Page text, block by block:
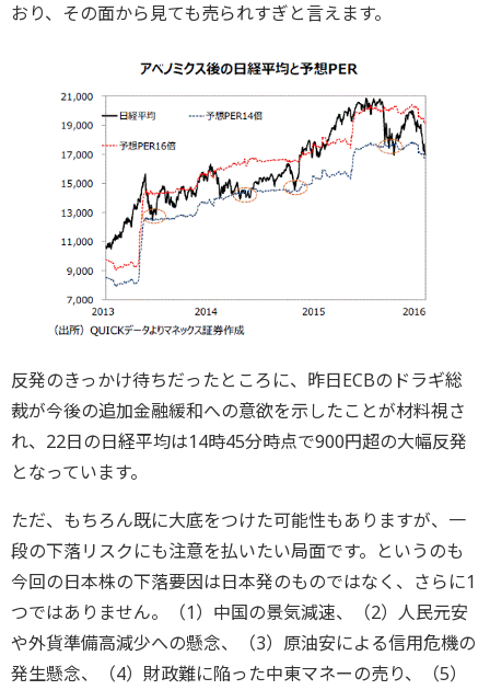
おり、その面から見ても売られすぎと言えます。
反発のきっかけ待ちだったところに、昨日ECBのドラギ総
裁が今後の追加金融緩和への意欲を示したことが材料視さ
れ、22日の日経平均は14時45分時点で900円超の大幅反発
となっています。
ただ、もちろん既に大底をつけた可能性もありますが、一
段の下落リスクにも注意を払いたい局面です。というのも
今回の日本株の下落要因は日本発のものではなく、さらに1
つではありません。（1）中国の景気減速、（2）人民元安
や外貨準備高減少への懸念、（3）原油安による信用危機の
発生懸念、（4）財政難に陥った中東マネーの売り、（5）